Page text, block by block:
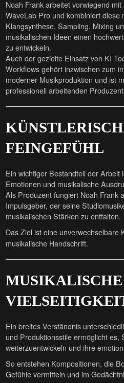
Noah Frank arbeitet vorwiegend
WaveLab Pro und kombiniert diese
Klangsynthese, Sampling, Mixing
musikalischen Ideen einen
zu entwickeln.
Auch der gezielte Einsatz von KI
Workflows gehört inzwischen zum
moderner Musikproduktion und ist
professionell arbeitenden
FEINGEFÜHL
Ein wichtiger Bestandteil der Arbeit
Emotionen und musikalische
Als Produzent fungiert Noah Frank
Impulsgeber, der seine
musikalischen Stärken zu entfalten.
Das Ziel ist eine unverwechselbare
musikalische Handschrift.
MUSIKALISCHE
Ein breites Verständnis
und Produktionsstile ermöglicht es,
weiterzuentwickeln und ihre
So entstehen Kompositionen, die
Gefühle vermitteln und im